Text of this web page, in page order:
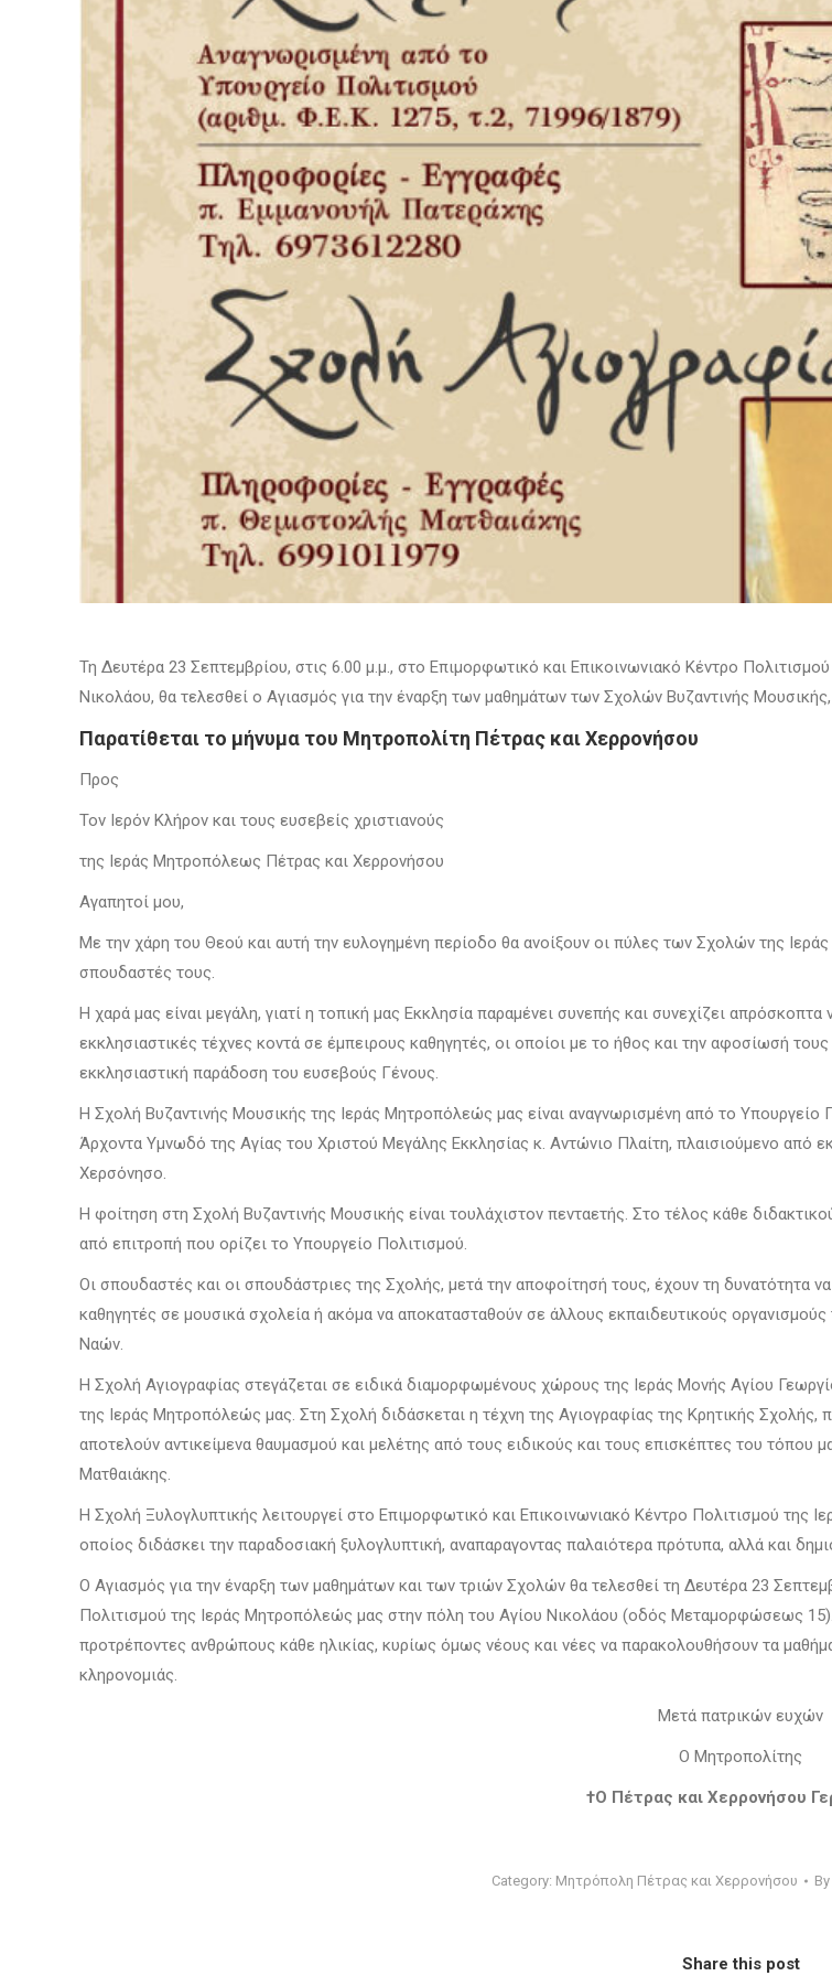
Τη Δευτέρα 23 Σεπτεμβρίου, στις 6.00 μ.μ., στο Επιμορφωτικό και Επικοινωνιακό Κέντρο
Νικολάου, θα τελεσθεί ο Αγιασμός για την έναρξη των μαθημάτων των Σχολών Βυζαντινής
Παρατίθεται το μήνυμα του Μητροπολίτη Πέτρας και Χερρονήσου
Προς
Τον Ιερόν Κλήρον και τους ευσεβείς χριστιανούς
της Ιεράς Μητροπόλεως Πέτρας και Χερρονήσου
Αγαπητοί μου,
Με την χάρη του Θεού και αυτή την ευλογημένη περίοδο θα ανοίξουν οι πύλες των Σχολών της
σπουδαστές τους.
Η χαρά μας είναι μεγάλη, γιατί η τοπική μας Εκκλησία παραμένει συνεπής και συνεχίζει
εκκλησιαστικές τέχνες κοντά σε έμπειρους καθηγητές, οι οποίοι με το ήθος και την αφοσίωσή
εκκλησιαστική παράδοση του ευσεβούς Γένους.
Η Σχολή Βυζαντινής Μουσικής της Ιεράς Μητροπόλεώς μας είναι ανα­γνω­ρισμένη από το Υπουργείο
Άρχοντα Υμνωδό της Αγίας του Χριστού Μεγάλης Εκ­κλησίας κ. Αντώνιο Πλαίτη, πλαισιούμενο από
Χερσόνησο.
Η φοίτηση στη Σχολή Βυζαντινής Μουσικής είναι τουλάχιστον πενταετής. Στο τέλος κάθε
από επιτροπή που ορίζει το Υπουργείο Πολιτισμού.
Οι σπουδαστές και οι σπουδάστριες της Σχολής, μετά την αποφοίτησή τους, έχουν τη δυνατότητα
καθηγητές σε μουσικά σχολεία ή ακόμα να αποκατα­στα­θούν σε άλλους εκπαιδευτικούς
Ναών.
Η Σχολή Αγιογραφίας στεγάζεται σε ειδικά διαμορφωμένους χώρους της Ιεράς Μονής Αγίου
της Ιεράς Μητροπόλεώς μας. Στη Σχολή διδάσκεται η τέχνη της Αγιογραφίας της Κρητικής
αποτελούν αντικείμενα θαυμασμού και μελέτης από τους ειδικούς και τους επισκέπτες του τόπου
Ματθαιάκης.
Η Σχολή Ξυλογλυπτικής λειτουργεί στο Επιμορφωτικό και Επικοινωνιακό Κέντρο Πολιτισμού της
οποίος διδάσκει την παραδοσιακή ξυλογλυπτική, αναπα­ρα­γο­ντας παλαιότερα πρότυπα, αλλά και
Ο Αγιασμός για την έναρξη των μαθημάτων και των τριών Σχολών θα τελεσθεί τη Δευτέρα 23
Πολιτισμού της Ιεράς Μητροπόλεώς μας στην πόλη του Αγίου Νικολάου (οδός Μεταμορφώσεως
προτρέποντες ανθρώπους κάθε ηλικίας, κυρίως όμως νέους και νέες να παρακολουθήσουν τα
κληρονομιάς.
Μετά πατρικών ευχών
Ο Μητροπολίτης
†Ο Πέτρας και Χερρονήσου
Category: Μητρόπολη Πέτρας και Χερρονήσου By
Share this post